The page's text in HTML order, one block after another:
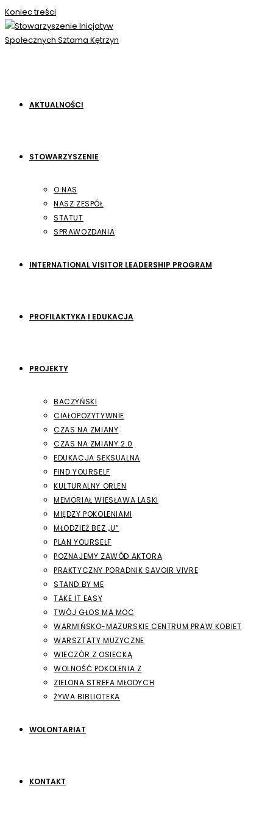
Koniec treści
AKTUALNOŚCI
STOWARZYSZENIE
O NAS
NASZ ZESPÓŁ
STATUT
SPRAWOZDANIA
INTERNATIONAL VISITOR LEADERSHIP PROGRAM
PROFILAKTYKA I EDUKACJA
PROJEKTY
BACZYŃSKI
CIAŁOPOZYTYWNIE
CZAS NA ZMIANY
CZAS NA ZMIANY 2.0
EDUKACJA SEKSUALNA
FIND YOURSELF
KULTURALNY ORLEN
MEMORIAŁ WIESŁAWA LASKI
MIĘDZY POKOLENIAMI
MŁODZIEŻ BEZ „U”
PLAN YOURSELF
POZNAJEMY ZAWÓD AKTORA
PRAKTYCZNY PORADNIK SAVOIR VIVRE
STAND BY ME
TAKE IT EASY
TWÓJ GŁOS MA MOC
WARMIŃSKO-MAZURSKIE CENTRUM PRAW KOBIET
WARSZTATY MUZYCZNE
WIECZÓR Z OSIECKĄ
WOLNOŚĆ POKOLENIA Z
ZIELONA STREFA MŁODYCH
ŻYWA BIBLIOTEKA
WOLONTARIAT
KONTAKT